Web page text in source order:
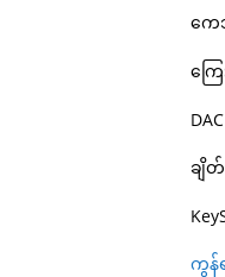
ကေ
ကြ
ချိ
ကွန်